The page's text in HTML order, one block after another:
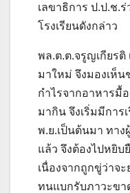
เลขาธิการ ป.ป.ช.
โรงเรียนดังกล่าว
พล.ต.ต.จรูญเกียรติ
มาใหม่ จึงมองเห็น
กำไรจากอาหารมื้
มากิน จึงเริ่มมีการ
พ.ย.เป็นต้นมา ทาง
แล้ว จึงต้องไปหยิบ
เนื่องจากถูกขู่ว่าจ
ทนแบกรับภาวะขา